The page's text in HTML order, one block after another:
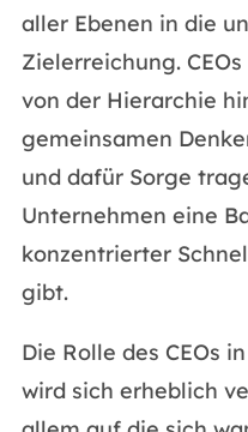
aller Ebenen in die
Zielerreichung.
von der Hierarchie
gemeinsamen
und dafür Sorge
Unternehmen eine
konzentrierter
gibt.
Die Rolle des CEOs
wird sich erheblich